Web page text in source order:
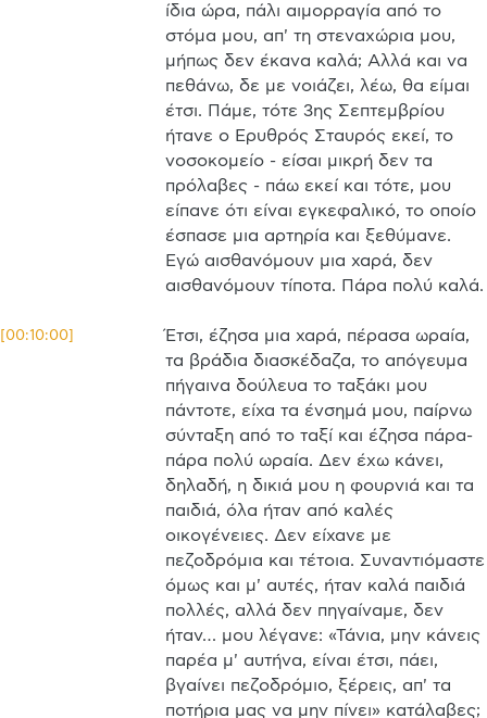
ίδια ώρα, πάλι αιμορραγία από το
στόμα μου, απ' τη στεναχώρια μου,
μήπως δεν έκανα καλά; Αλλά και να
πεθάνω, δε με νοιάζει, λέω, θα είμαι
έτσι. Πάμε, τότε 3ης Σεπτεμβρίου
ήτανε ο Ερυθρός Σταυρός εκεί, το
νοσοκομείο - είσαι μικρή δεν τα
πρόλαβες - πάω εκεί και τότε, μου
είπανε ότι είναι εγκεφαλικό, το οποίο
έσπασε μια αρτηρία και ξεθύμανε.
Εγώ αισθανόμουν μια χαρά, δεν
αισθανόμουν τίποτα. Πάρα πολύ καλά.
00:10:00
Έτσι, έζησα μια χαρά, πέρασα ωραία,
τα βράδια διασκέδαζα, το απόγευμα
πήγαινα δούλευα το ταξάκι μου
πάντοτε, είχα τα ένσημά μου, παίρνω
σύνταξη από το ταξί και έζησα πάρα-
πάρα πολύ ωραία. Δεν έχω κάνει,
δηλαδή, η δικιά μου η φουρνιά και τα
παιδιά, όλα ήταν από καλές
οικογένειες. Δεν είχανε με
πεζοδρόμια και τέτοια. Συναντιόμαστε
όμως και μ' αυτές, ήταν καλά παιδιά
πολλές, αλλά δεν πηγαίναμε, δεν
ήταν… μου λέγανε: «Τάνια, μην κάνεις
παρέα μ' αυτήνα, είναι έτσι, πάει,
βγαίνει πεζοδρόμιο, ξέρεις, απ' τα
ποτήρια μας να μην πίνει» κατάλαβες;